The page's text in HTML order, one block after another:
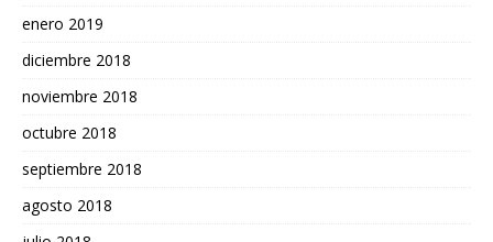
enero 2019
diciembre 2018
noviembre 2018
octubre 2018
septiembre 2018
agosto 2018